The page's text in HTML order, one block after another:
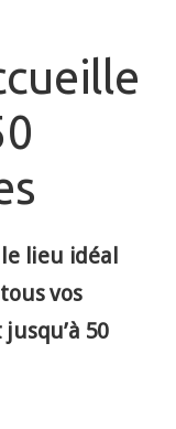
lieu idéal
vos
50